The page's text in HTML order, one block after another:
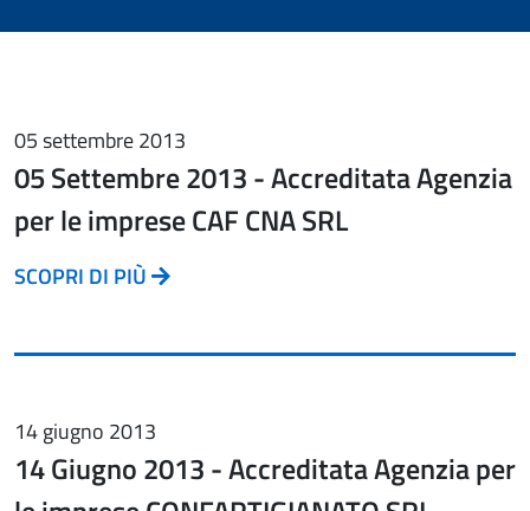
05 settembre 2013
05 Settembre 2013 - Accreditata Agenzia
per le imprese CAF CNA SRL
SCOPRI DI PIÙ
14 giugno 2013
14 Giugno 2013 - Accreditata Agenzia per